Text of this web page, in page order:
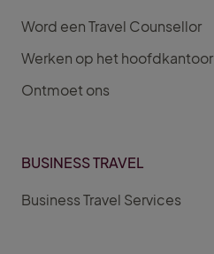
Word een Travel Counsellor
Werken op het hoofdkantoor
Ontmoet ons
BUSINESS TRAVEL
Business Travel Services